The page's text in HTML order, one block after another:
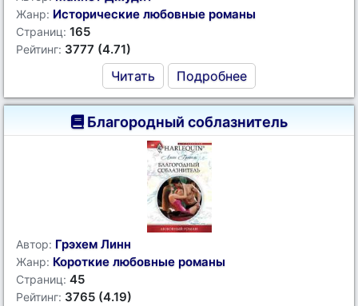
Жанр: Исторические любовные романы
Страниц: 165
Рейтинг: 3777 (4.71)
Читать Подробнее
Благородный соблазнитель
Автор: Грэхем Линн
Жанр: Короткие любовные романы
Страниц: 45
Рейтинг: 3765 (4.19)